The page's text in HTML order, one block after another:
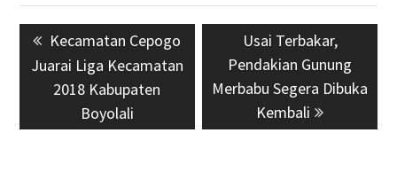
Navigasi
pos Previous
post:
Kecamatan Cepogo
Juarai Liga Kecamatan
2018 Kabupaten
Boyolali
Next
post:
Usai Terbakar,
Pendakian Gunung
Merbabu Segera Dibuka
Kembali